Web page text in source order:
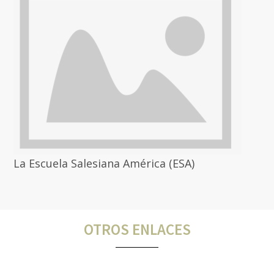
La Escuela Salesiana América (ESA)
OTROS ENLACES